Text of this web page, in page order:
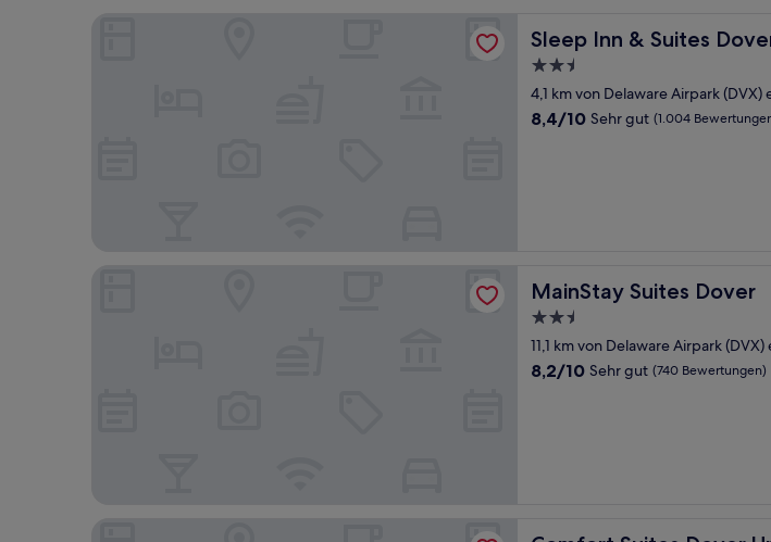
Sleep Inn & Suites
Sleep Inn & Suites Dover
2.5-
Sterne-
Unterkunft
4,1 km von Delaware Airpark
8.4
8,4/10 Sehr gut (1.004
Sleep Inn & Suites Dover University Area
MainStay Suites Dover
MainStay Suites Dover
2.5-
Sterne-
Unterkunft
11,1 km von Delaware Airpark
8.2
8,2/10 Sehr gut (740 Bewertungen)
Comfort Suites Dover University Area